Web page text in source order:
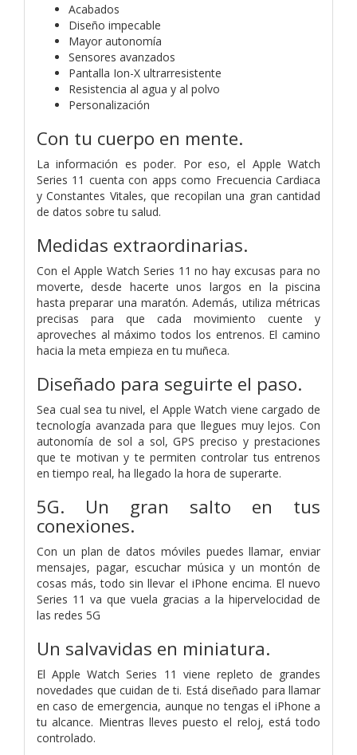
Acabados
Diseño impecable
Mayor autonomía
Sensores avanzados
Pantalla Ion-X ultrarresistente
Resistencia al agua y al polvo
Personalización
Con tu cuerpo en mente.
La información es poder. Por eso, el Apple Watch
Series 11 cuenta con apps como Frecuencia Cardiaca
y Constantes Vitales, que recopilan una gran cantidad
de datos sobre tu salud.
Medidas extraordinarias.
Con el Apple Watch Series 11 no hay excusas para no
moverte, desde hacerte unos largos en la piscina
hasta preparar una maratón. Además, utiliza métricas
precisas para que cada movimiento cuente y
aproveches al máximo todos los entrenos. El camino
hacia la meta empieza en tu muñeca.
Diseñado para seguirte el paso.
Sea cual sea tu nivel, el Apple Watch viene cargado de
tecnología avanzada para que llegues muy lejos. Con
autonomía de sol a sol, GPS preciso y prestaciones
que te motivan y te permiten controlar tus entrenos
en tiempo real, ha llegado la hora de superarte.
5G. Un gran salto en tus
conexiones.
Con un plan de datos móviles puedes llamar, enviar
mensajes, pagar, escuchar música y un montón de
cosas más, todo sin llevar el iPhone encima. El nuevo
Series 11 va que vuela gracias a la hipervelocidad de
las redes 5G
Un salvavidas en miniatura.
El Apple Watch Series 11 viene repleto de grandes
novedades que cuidan de ti. Está diseñado para llamar
en caso de emergencia, aunque no tengas el iPhone a
tu alcance. Mientras lleves puesto el reloj, está todo
controlado.